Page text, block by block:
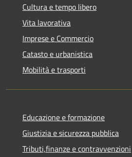
Cultura e tempo libero
Vita lavorativa
Imprese e Commercio
Catasto e urbanistica
Mobilità e trasporti
Educazione e formazione
Giustizia e sicurezza pubblica
Tributi,finanze e contravvenzioni